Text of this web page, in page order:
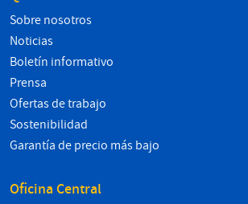
Sobre nosotros
Noticias
Boletín informativo
Prensa
Ofertas de trabajo
Sostenibilidad
Garantía de precio más bajo
Oficina Central